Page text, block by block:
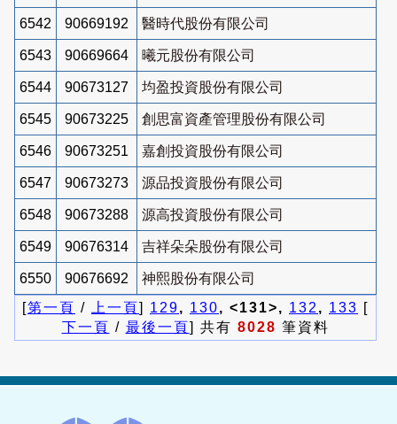
6542 90669192 醫時代股份有限公司
6543 90669664 曦元股份有限公司
6544 90673127 均盈投資股份有限公司
6545 90673225 創思富資產管理股份有限公司
6546 90673251 嘉創投資股份有限公司
6547 90673273 源品投資股份有限公司
6548 90673288 源高投資股份有限公司
6549 90676314 吉祥朵朵股份有限公司
6550 90676692
神熙股份有限公司
[第一頁 / 上一頁] 129, 130, <131>, 132 , 133 [
下一頁 / 最後一頁] 共有 8028 筆資料